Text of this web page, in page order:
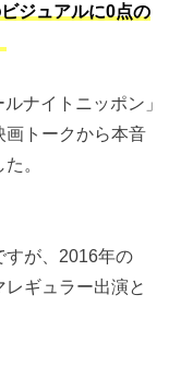
ジュアルに0点の
ナイトニッポン」
画トークから本音
。
すが、2016年の
レギュラー出演と